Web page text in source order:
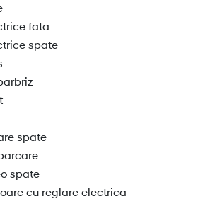
fata
spate
spate
spate
cu reglare electrica